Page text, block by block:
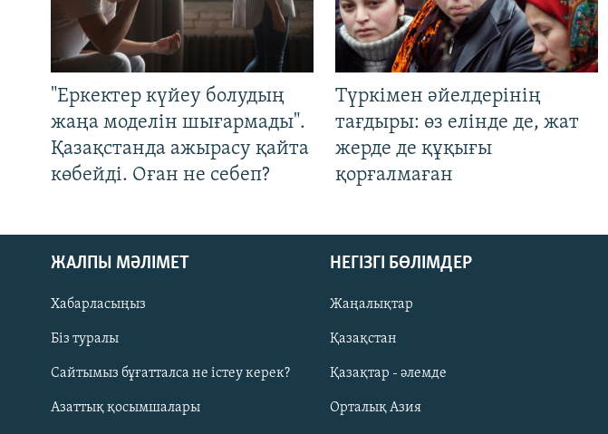
Русский
ЖАЗЫЛЫҢЫЗ
"Еркектер күйеу болудың
жаңа моделін шығармады".
Қазақстанда ажырасу қайта
көбейді. Оған не себеп?
Түркімен әйелдерінің
тағдыры: өз елінде де, жат
жерде де құқығы
қорғалмаған
ЖАЛПЫ МӘЛІМЕТ
Хабарласыңыз
Біз туралы
Сайтымыз бұғатталса не істеу керек?
Азаттық қосымшалары
НЕГІЗГІ БӨЛІМДЕР
Жаңалықтар
Қазақстан
Қазақтар - әлемде
Орталық Азия